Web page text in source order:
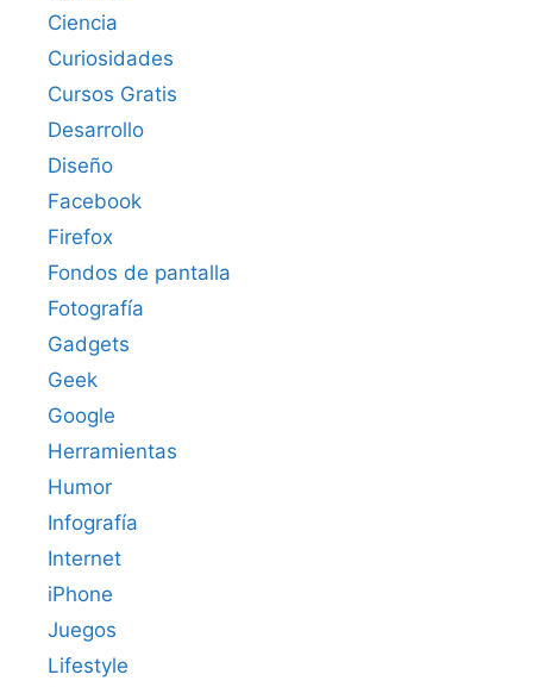
Ciencia
Curiosidades
Cursos Gratis
Desarrollo
Diseño
Facebook
Firefox
Fondos de pantalla
Fotografía
Gadgets
Geek
Google
Herramientas
Humor
Infografía
Internet
iPhone
Juegos
Lifestyle